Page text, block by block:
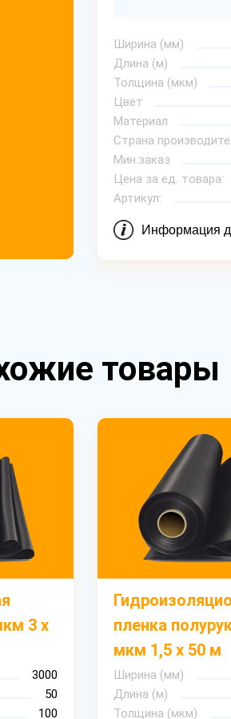
Ширина (мм)
Длина (м)
Толщина (мкм)
Цвет
Материал
Страна
Мин.заказ
Цена за ед. товара:
Артикул:
Информация
товары
3 х
3000
50
100
пленка
мкм 1,5 х 50 м
Ширина (мм)
Длина (м)
Толщина (мкм)